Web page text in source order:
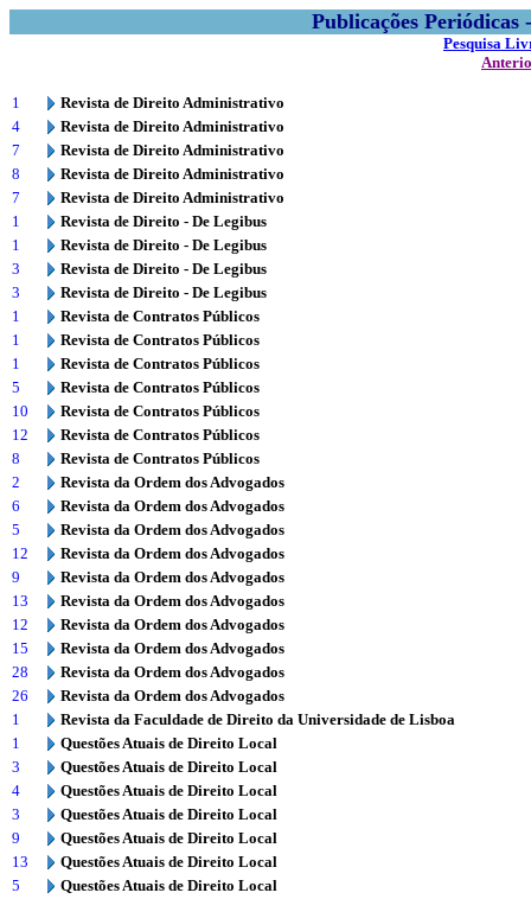
Publicações
Pesquisa
1
Revista de Direito Administrativo
4
Revista de Direito Administrativo
7
Revista de Direito Administrativo
8
Revista de Direito Administrativo
7
Revista de Direito Administrativo
1
Revista de Direito - De Legibus
1
Revista de Direito - De Legibus
3
Revista de Direito - De Legibus
3
Revista de Direito - De Legibus
1
Revista de Contratos Públicos
1
Revista de Contratos Públicos
1
Revista de Contratos Públicos
5
Revista de Contratos Públicos
10
Revista de Contratos Públicos
12
Revista de Contratos Públicos
8
Revista de Contratos Públicos
2
Revista da Ordem dos Advogados
6
Revista da Ordem dos Advogados
5
Revista da Ordem dos Advogados
12
Revista da Ordem dos Advogados
9
Revista da Ordem dos Advogados
13
Revista da Ordem dos Advogados
12
Revista da Ordem dos Advogados
15
Revista da Ordem dos Advogados
28
Revista da Ordem dos Advogados
26
Revista da Ordem dos Advogados
1
Revista da Faculdade de Direito da Universidade de Lisboa
1
Questões Atuais de Direito Local
3
Questões Atuais de Direito Local
4
Questões Atuais de Direito Local
3
Questões Atuais de Direito Local
9
Questões Atuais de Direito Local
13
Questões Atuais de Direito Local
5
Questões Atuais de Direito Local